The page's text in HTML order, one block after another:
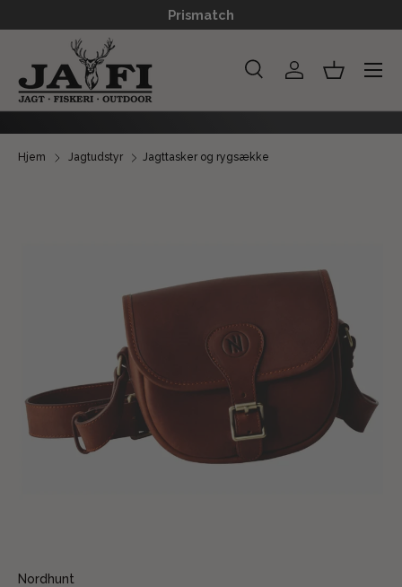
GÅ TIL INDHOLD
Prismatch
Søg Log indKurv
Menu
Hjem Jagtudstyr Jagttasker og rygsække
Nordhunt